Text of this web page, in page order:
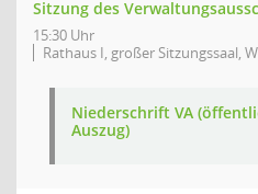
Sitzung des
15:30 Uhr
Rathaus I, großer Sitzungssaal,
Niederschrift VA
Auszug)